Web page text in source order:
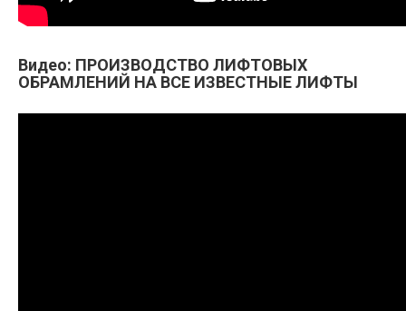
Видео: ПРОИЗВОДСТВО ЛИФТОВЫХ
ОБРАМЛЕНИЙ НА ВСЕ ИЗВЕСТНЫЕ ЛИФТЫ